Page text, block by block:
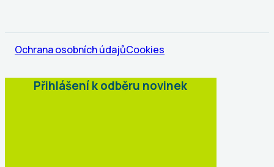
Ochrana osobních údajůCookies
Přihlášení k odběru novinek